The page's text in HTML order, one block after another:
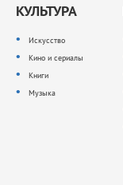
КУЛЬТУРА
Искусство
Кино и сериалы
Книги
Музыка